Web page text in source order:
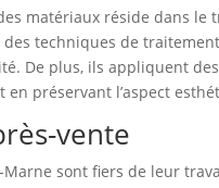
matériaux réside dans le
techniques de
De plus, ils appliquent
préservant l’aspect
vente
sont fiers de leur